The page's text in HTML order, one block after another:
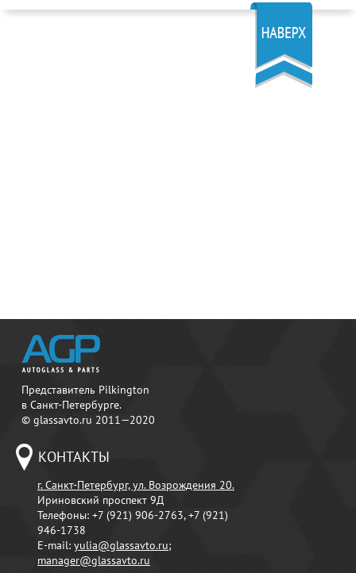
Представитель Pilkington
в Санкт-Петербурге.
© glassavto.ru 2011—2020
КОНТАКТЫ
г. Санкт-Петербург, ул. Возрождения 20.
Ириновский проспект 9Д
Телефоны:+7 (921) 906-2763, +7 (921)
946-1738
E-mail:yulia@glassavto.ru;
manager@glassavto.ru